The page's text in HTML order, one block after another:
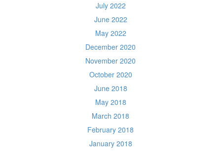
July 2022
June 2022
May 2022
December 2020
November 2020
October 2020
June 2018
May 2018
March 2018
February 2018
January 2018